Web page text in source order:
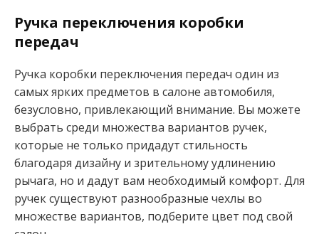
Ручка переключения коробки
передач
Ручка коробки переключения передач один из
самых ярких предметов в салоне автомобиля,
безусловно, привлекающий внимание. Вы можете
выбрать среди множества вариантов ручек,
которые не только придадут стильность
благодаря дизайну и зрительному удлинению
рычага, но и дадут вам необходимый комфорт. Для
ручек существуют разнообразные чехлы во
множестве вариантов, подберите цвет под свой